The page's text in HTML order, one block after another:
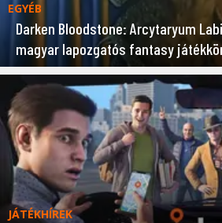
EGYÉB
Darken Bloodstone: Arcytaryum
magyar lapozgatós fantasy
JÁTÉKHÍREK